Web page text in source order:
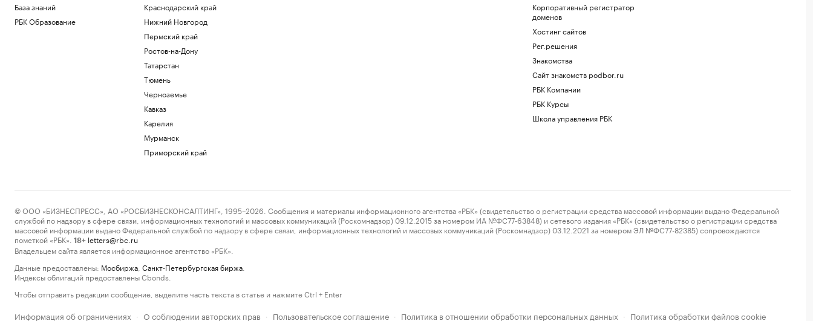
База знаний
РБК Образование
Краснодарский край
Нижний Новгород
Пермский край
Ростов-на-Дону
Татарстан
Тюмень
Черноземье
Кавказ
Карелия
Мурманск
Приморский край
Корпоративный регистратор
доменов
Хостинг сайтов
Рег.решения
Знакомства
Сайт знакомств podbor.ru
РБК Компании
РБК Курсы
Школа управления РБК
© ООО «БИЗНЕСПРЕСС», АО «РОСБИЗНЕСКОНСАЛТИНГ», 1995–2026. Сообщения и материалы информационного агентства «РБК» (свидетельство о регистрации средства массовой информации выдано Федеральной
службой по надзору в сфере связи, информационных технологий и массовых коммуникаций (Роскомнадзор) 09.12.2015 за номером ИА №ФС77-63848) и сетевого издания «РБК» (свидетельство о регистрации средства
массовой информации выдано Федеральной службой по надзору в сфере связи, информационных технологий и массовых коммуникаций (Роскомнадзор) 03.12.2021 за номером ЭЛ №ФС77-82385) сопровождаются
пометкой «РБК».
18+ letters@rbc.ru
Владельцем сайта является информационное агентство «РБК».
Данные предоставлены: Мосбиржа Санкт-Петербургская биржа
Индексы облигаций предоставлены Cbonds.
Чтобы отправить редакции сообщение, выделите часть текста в статье и нажмите Ctrl + Enter
Информация об ограничениях · О соблюдении авторских прав · Пользовательское соглашение · Политика в отношении обработки персональных данных · Политика обработки файлов cookie